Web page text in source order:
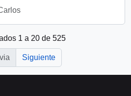
1 a 20 de 525
Siguiente